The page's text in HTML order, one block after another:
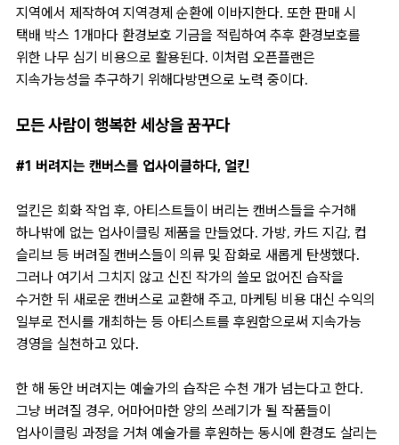
지역에서 제작하여 지역경제 순환에 이바지한다. 또한 판매 시
택배 박스 1개마다 환경보호 기금을 적립하여 추후 환경보호를
위한 나무 심기 비용으로 활용된다. 이처럼 오픈플랜은
지속가능성을 추구하기 위해다방면으로 노력 중이다.
모든 사람이 행복한 세상을 꿈꾸다
#1 버려지는 캔버스를 업사이클하다, 얼킨
얼킨은 회화 작업 후, 아티스트들이 버리는 캔버스들을 수거해
하나밖에 없는 업사이클링 제품을 만들었다. 가방, 카드 지갑, 컵
슬리브 등 버려질 캔버스들이 의류 및 잡화로 새롭게 탄생했다.
그러나 여기서 그치지 않고 신진 작가의 쓸모 없어진 습작을
수거한 뒤 새로운 캔버스로 교환해 주고, 마케팅 비용 대신 수익의
일부로 전시를 개최하는 등 아티스트를 후원함으로써 지속가능
경영을 실천하고 있다.
한 해 동안 버려지는 예술가의 습작은 수천 개가 넘는다고 한다.
그냥 버려질 경우, 어마어마한 양의 쓰레기가 될 작품들이
업사이클링 과정을 거쳐 예술가를 후원하는 동시에 환경도 살리는